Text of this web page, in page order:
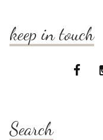
keep in touch
Search